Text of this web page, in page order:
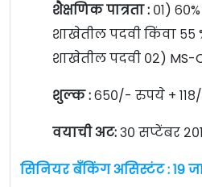
शैक्षणिक पात्रता : ०१)
शाखेतील पदवी किंवा ५५
शाखेतील पदवी ०२) MS-
शुल्क :६५०/- रुपये +
वयाची अट:३० सप्टेंबर
सिनियर बँकिंग असिस्टंट : १९